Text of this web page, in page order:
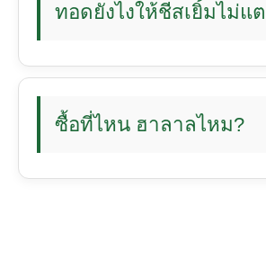
ทอดยังไงให้ชีสเยิ้มไม่แ
ซื้อที่ไหน ฮาลาลไหม?